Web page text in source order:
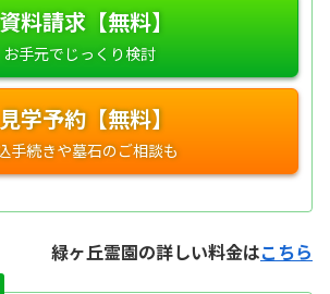
資料請求【無料】
見学予約【無料】
緑ヶ丘霊園の詳しい料金はこちら